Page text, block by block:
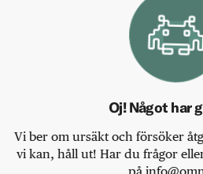
Oj! Något har
Vi ber om ursäkt och försöker
vi kan, håll ut! Har du frågor